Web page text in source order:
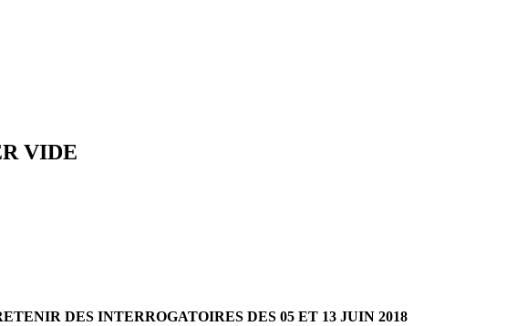
VIDE
DES INTERROGATOIRES DES 05 ET 13 JUIN 2018